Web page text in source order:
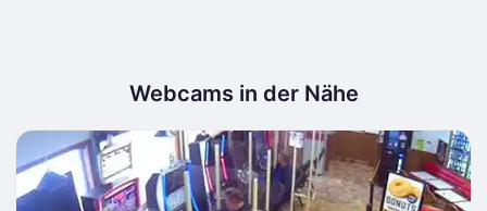
Webcams in der Nähe